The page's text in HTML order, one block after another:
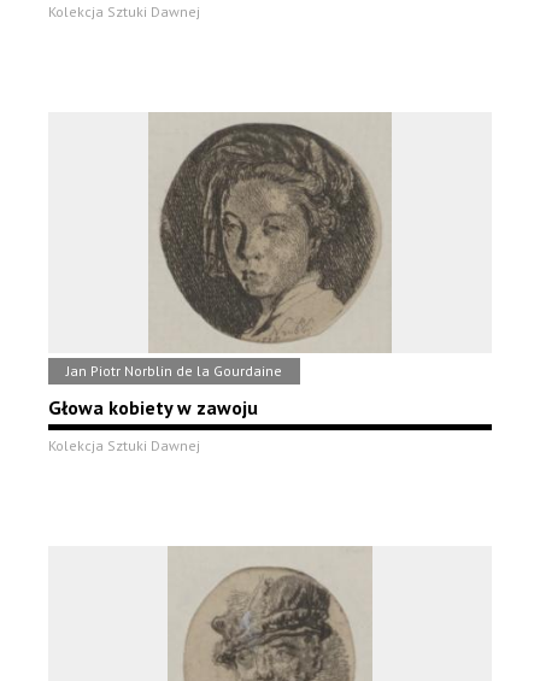
Kolekcja Sztuki Dawnej
Jan Piotr Norblin de la Gourdaine
Głowa kobiety w zawoju
Kolekcja Sztuki Dawnej